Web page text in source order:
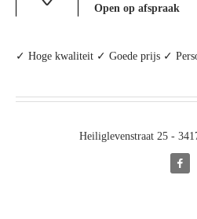
Open op afspraak
✓ Hoge kwaliteit ✓ Goede prijs ✓
Heiliglevenstraat 25 -